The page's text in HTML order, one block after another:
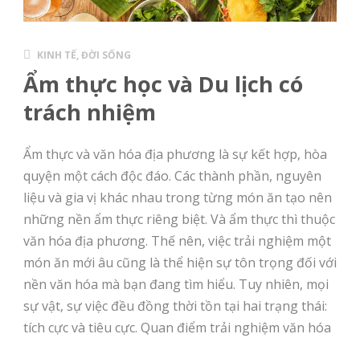
KINH TẾ, ĐỜI SỐNG
Ẩm thực học và Du lịch có
trách nhiệm
Ẩm thực và văn hóa địa phương là sự kết hợp, hòa
quyện một cách độc đáo. Các thành phần, nguyên
liệu và gia vị khác nhau trong từng món ăn tạo nên
những nền ẩm thực riêng biệt. Và ẩm thực thì thuộc
văn hóa địa phương. Thế nên, việc trải nghiệm một
món ăn mới âu cũng là thể hiện sự tôn trọng đối với
nền văn hóa mà bạn đang tìm hiểu. Tuy nhiên, mọi
sự vật, sự việc đều đồng thời tồn tại hai trạng thái:
tích cực và tiêu cực. Quan điểm trải nghiệm văn hóa